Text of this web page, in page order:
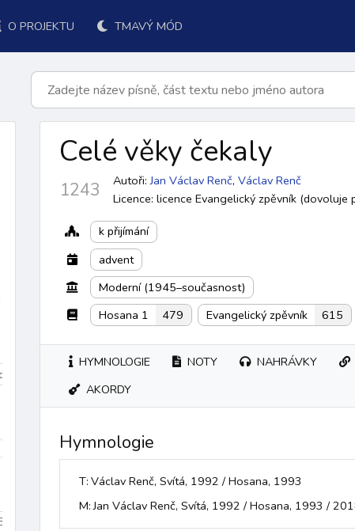
O PROJEKTU TMAVÝ MÓD
po přijímání závěr ordinárium
k Duchu Svatému
Boží
Celé věky čekaly
1243 Autoři: Jan Václav Renč, Václav Renč
Licence: licence Evangelický zpěvník (dovoluje
k přijímání
advent
Moderní (1945–současnost)
Hosana 1
479 Evangelický zpěvník 615
HYMNOLOGIE NOTY NAHRÁVKY
AKORDY
Hymnologie
T: Václav Renč, Svítá, 1992 / Hosana, 1993
M: Jan Václav Renč, Svítá, 1992 / Hosana, 1993 /